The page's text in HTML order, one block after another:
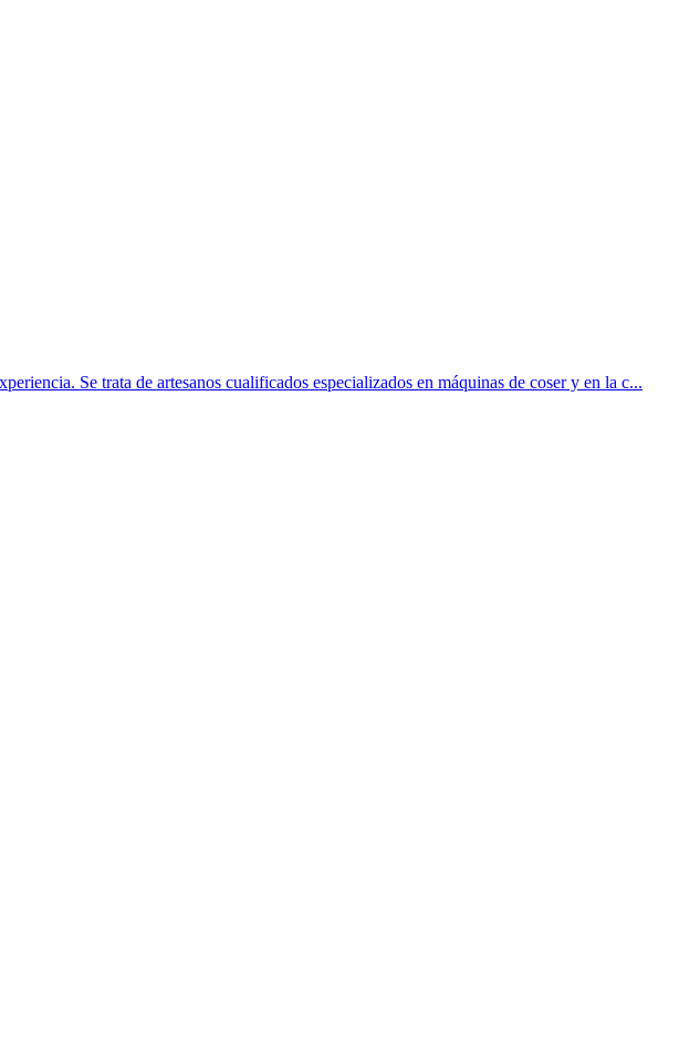
Se trata de artesanos cualificados especializados en máquinas de coser y en la c...